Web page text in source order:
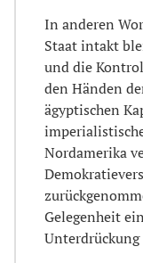
In anderen
Staat intakt
und die
den Händen
ägyptischen
Nordamerika
Gelegenheit